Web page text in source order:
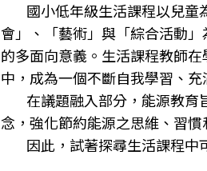
國小低年級生活課程以兒童
會」、「藝術」與「綜合活動
的多面向意義。生活課程教師
中，成為一個不斷自我學習、充
在議題融入部分，能源教育
念，強化節約能源之思維、習慣
因此，試著探尋生活課程中